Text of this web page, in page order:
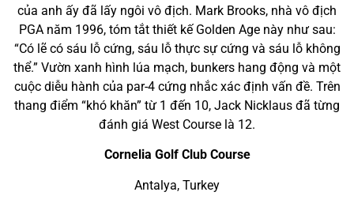
của anh ấy đã lấy ngôi vô địch. Mark Brooks, nhà vô địch
PGA năm 1996, tóm tắt thiết kế Golden Age này như sau:
“Có lẽ có sáu lỗ cứng, sáu lỗ thực sự cứng và sáu lỗ không
thể.” Vườn xanh hình lúa mạch, bunkers hang động và một
cuộc diễu hành của par-4 cứng nhắc xác định vấn đề. Trên
thang điểm “khó khăn” từ 1 đến 10, Jack Nicklaus đã từng
đánh giá West Course là 12.
Cornelia Golf Club Course
Antalya, Turkey